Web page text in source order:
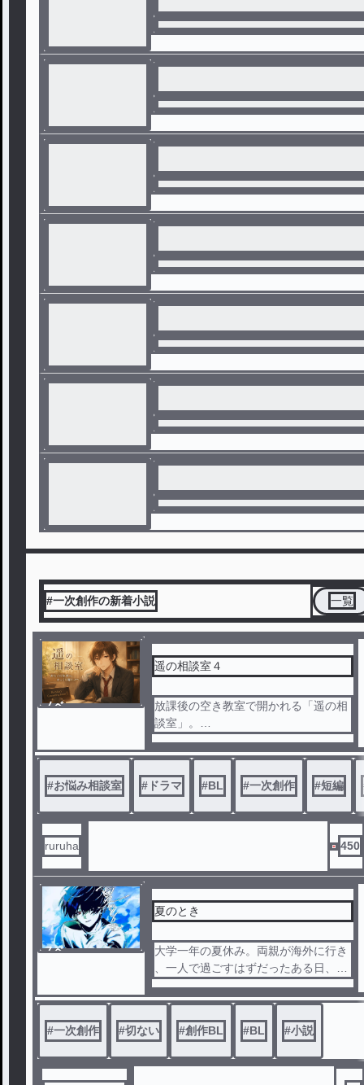
#一次創作の新着小説 一覧
ノベ
遥の相談室４
放課後の空き教室で開かれる「遥の相
談室」。
人間関係、家族、劣等感、怒り、孤独
――誰にも言えない悩みを抱えた生徒
たちが、今日も遥のもとを訪れる。
優しい慰めも、簡単な答えもない。
それでも遥は、相手の言葉を聞き、本
音の奥にあるものを静かに見つめてい
く。
える遥と、生徒たちが紡ぐ放課後の対
答えのない悩みに、一緒に向き合う物
#お悩み相談室 # ドラマ #BL #一次創作 #短編
ruruha 450
ノベ
夏のとき
大学一年の夏休み。両親が海外に行き
、一人で過ごすはずだったある日、部
屋に少年が現れた。
言葉を発さず、言うことも聞かない。
なのに自分によくなついている少年は
、まるで猫のようだった。
猫を飼っているような、穏やかで幸せ
な日々。
#一次創作 #切ない #創作BL #BL #小説